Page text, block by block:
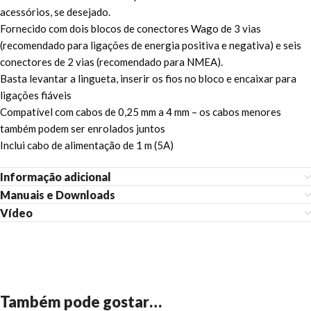
acessórios, se desejado.
Fornecido com dois blocos de conectores Wago de 3 vias
(recomendado para ligações de energia positiva e negativa) e seis
conectores de 2 vias (recomendado para NMEA).
Basta levantar a lingueta, inserir os fios no bloco e encaixar para
ligações fiáveis
Compatível com cabos de 0,25 mm a 4 mm – os cabos menores
também podem ser enrolados juntos
Inclui cabo de alimentação de 1 m (5A)
Informação adicional
Manuais e Downloads
Vídeo
Também pode gostar…